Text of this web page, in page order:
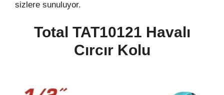
sizlere sunuluyor.
Total TAT10121 Havalı
Cırcır Kolu